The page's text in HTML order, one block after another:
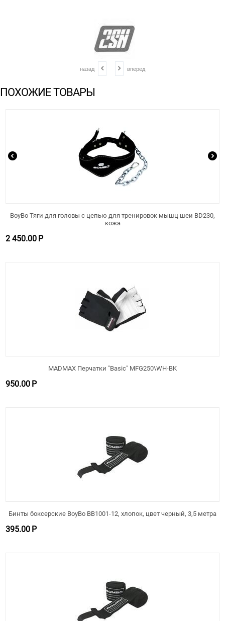
назад вперед
ПОХОЖИЕ ТОВАРЫ
BoyBo Тяги для головы с цепью для тренировок мышц шеи BD230,
кожа
2 450.00 Р
MADMAX Перчатки "Basic" MFG250\WH-BK
950.00 Р
Бинты боксерские BoyBo BB1001-12, хлопок, цвет черный, 3,5 метра
395.00 Р